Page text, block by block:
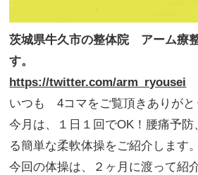
茨城県牛久市の整体院 アーム療
す。
https://twitter.com/arm_ryousei
いつも 4コマをご覧頂きありがと
今月は、１日１回でOK！腰痛予
る簡単な柔軟体操をご紹介します。
今回の体操は、２ヶ月に渡って紹